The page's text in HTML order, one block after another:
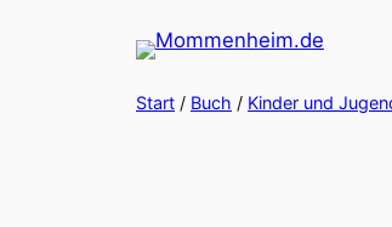
Start / Buch / Kinder und